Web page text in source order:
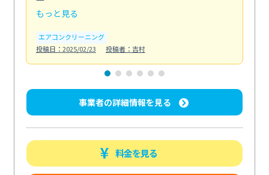
もっと見る
エアコンクリーニング
投稿日：2025/02/23
投稿者：吉村
事業者の詳細情報を見る
料金を見る